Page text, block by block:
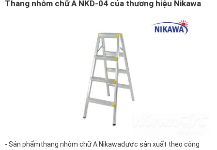
Thang nhôm chữ A NKD-04 của thương hiệu Nikawa
- Sản phẩmthang nhôm chữ A Nikawađược sản xuất theo công